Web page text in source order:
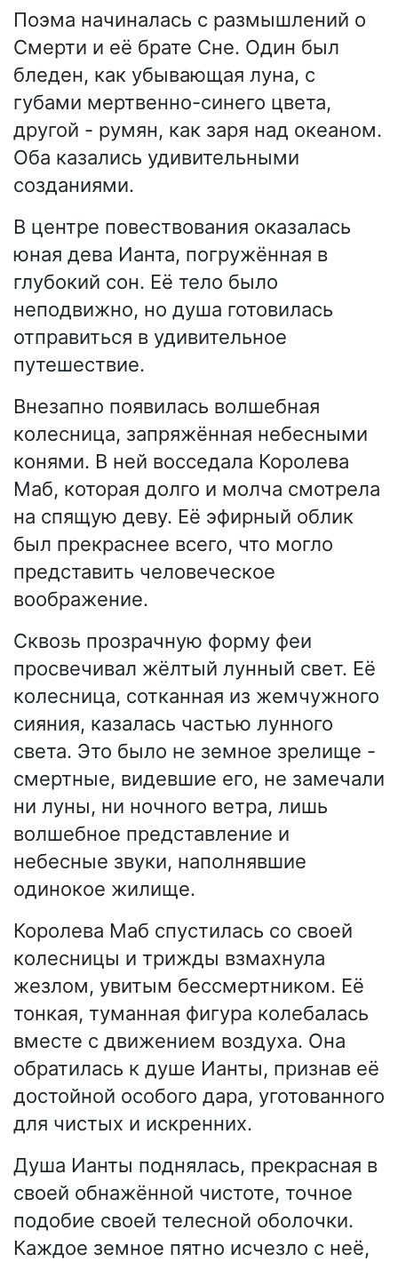
Поэма начиналась с размышлений о
Смерти и её брате Сне. Один был
бледен, как убывающая луна, с
губами мертвенно-синего цвета,
другой - румян, как заря над океаном.
Оба казались удивительными
созданиями.
В центре повествования оказалась
юная дева Ианта, погружённая в
глубокий сон. Её тело было
неподвижно, но душа готовилась
отправиться в удивительное
путешествие.
Внезапно появилась волшебная
колесница, запряжённая небесными
конями. В ней восседала Королева
Маб, которая долго и молча смотрела
на спящую деву. Её эфирный облик
был прекраснее всего, что могло
представить человеческое
воображение.
Сквозь прозрачную форму феи
просвечивал жёлтый лунный свет. Её
колесница, сотканная из жемчужного
сияния, казалась частью лунного
света. Это было не земное зрелище -
смертные, видевшие его, не замечали
ни луны, ни ночного ветра, лишь
волшебное представление и
небесные звуки, наполнявшие
одинокое жилище.
Королева Маб спустилась со своей
колесницы и трижды взмахнула
жезлом, увитым бессмертником. Её
тонкая, туманная фигура колебалась
вместе с движением воздуха. Она
обратилась к душе Ианты, признав её
достойной особого дара, уготованного
для чистых и искренних.
Душа Ианты поднялась, прекрасная в
своей обнажённой чистоте, точное
подобие своей телесной оболочки.
Каждое земное пятно исчезло с неё,